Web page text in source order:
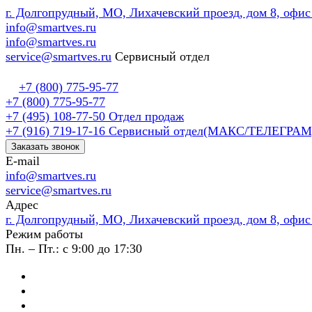
г. Долгопрудный, МО, Лихачевский проезд, дом 8,
info@smartves.ru
info@smartves.ru
service@smartves.ru Сервисный отдел
+7 (800) 775-95-77
+7 (800) 775-95-77
+7 (495) 108-77-50 Отдел продаж
+7 (916) 719-17-16 Сервисный отдел(МАКС/
Заказать звонок
E-mail
info@smartves.ru
service@smartves.ru
Адрес
г. Долгопрудный, МО, Лихачевский проезд, дом 8,
Режим работы
Пн. – Пт.: с 9:00 до 17:30